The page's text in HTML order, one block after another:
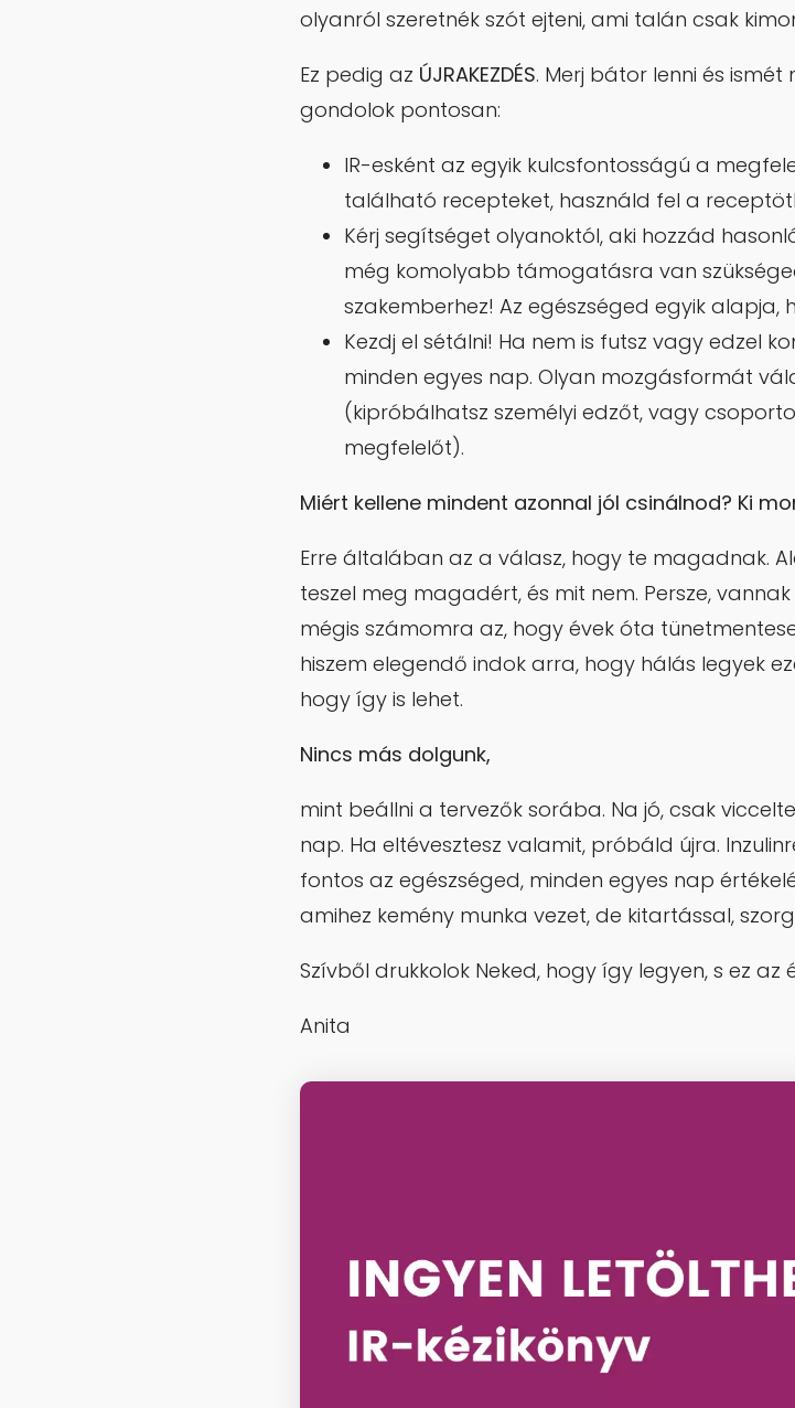
olyanról szeretnék szót ejteni, ami talán csak
Ez pedig az ÚJRAKEZDÉS. Merj bátor lenni és
gondolok pontosan:
IR-esként az egyik kulcsfontosságú a
található recepteket, használd fel a
Kérj segítséget olyanoktól, aki hozzád
még komolyabb támogatásra van
szakemberhez! Az egészséged egyik alapja,
Kezdj el sétálni! Ha nem is futsz vagy edzel
minden egyes nap. Olyan mozgásformát
(kipróbálhatsz személyi edzőt, vagy
megfelelőt).
Miért kellene mindent azonnal jól csinálnod? Ki
Erre általában az a válasz, hogy te magadnak.
teszel meg magadért, és mit nem. Persze,
mégis számomra az, hogy évek óta
hiszem elegendő indok arra, hogy hálás legyek
hogy így is lehet.
Nincs más dolgunk,
mint beállni a tervezők sorába. Na jó, csak
nap. Ha eltévesztesz valamit, próbáld újra.
fontos az egészséged, minden egyes nap
amihez kemény munka vezet, de kitartással,
Szívből drukkolok Neked, hogy így legyen, s ez
Anita